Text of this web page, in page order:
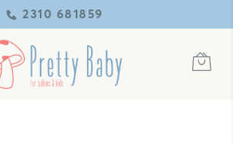
2310 681859